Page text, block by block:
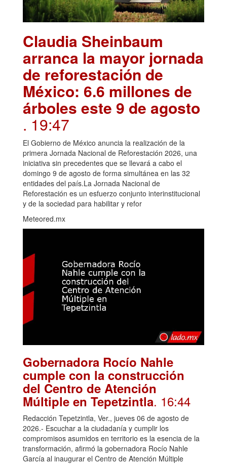
Claudia Sheinbaum
arranca la mayor jornada
de reforestación de
México: 6.6 millones de
árboles este 9 de agosto
. 19:47
El Gobierno de México anuncia la realización de la
primera Jornada Nacional de Reforestación 2026, una
iniciativa sin precedentes que se llevará a cabo el
domingo 9 de agosto de forma simultánea en las 32
entidades del país.La Jornada Nacional de
Reforestación es un esfuerzo conjunto interinstitucional
y de la sociedad para habilitar y refor
Meteored.mx
Gobernadora Rocío Nahle
cumple con la construcción
del Centro de Atención
Múltiple en Tepetzintla. 16:44
Redacción Tepetzintla, Ver., jueves 06 de agosto de
2026.- Escuchar a la ciudadanía y cumplir los
compromisos asumidos en territorio es la esencia de la
transformación, afirmó la gobernadora Rocío Nahle
García al inaugurar el Centro de Atención Múltiple